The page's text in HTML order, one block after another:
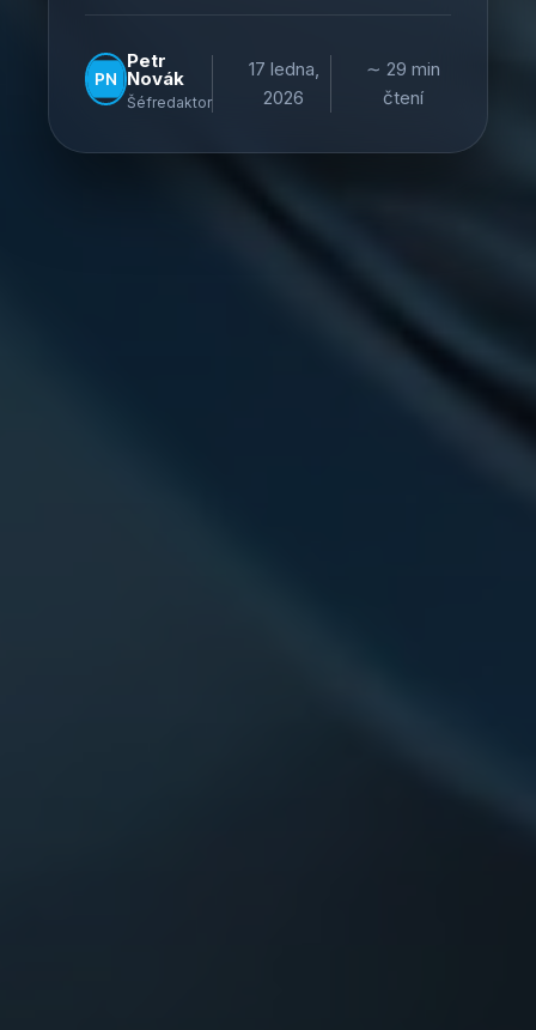
Petr
Novák
Šéfredaktor
17 ledna,
2026
∼ 29 min
čtení